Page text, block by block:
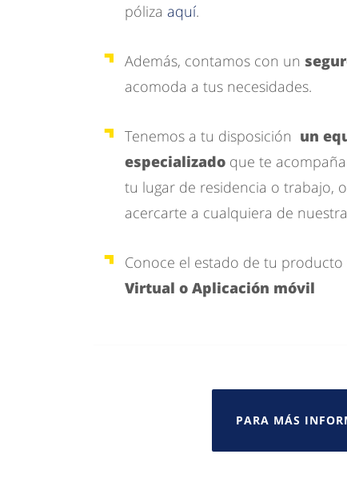
póliza aquí.
Además, contamos con un
acomoda a tus necesidades.
Tenemos a tu disposición un
especializado que te
tu lugar de residencia o trabajo,
acercarte a cualquiera de
Conoce el estado de tu producto
Virtual o Aplicación móvil
PARA MÁS